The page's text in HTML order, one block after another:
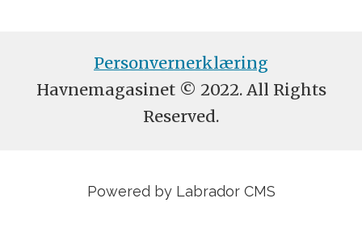
Personvernerklæring
Havnemagasinet © 2022. All Rights
Reserved.
Powered by Labrador CMS